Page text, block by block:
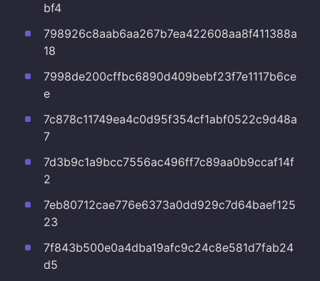
bf4
798926c8aab6aa267b7ea422608aa8f411388a
18
7998de200cffbc6890d409bebf23f7e1117b6ce
e
7c878c11749ea4c0d95f354cf1abf0522c9d48a
7
7d3b9c1a9bcc7556ac496ff7c89aa0b9ccaf14f
2
7eb80712cae776e6373a0dd929c7d64baef125
23
7f843b500e0a4dba19afc9c24c8e581d7fab24
d5